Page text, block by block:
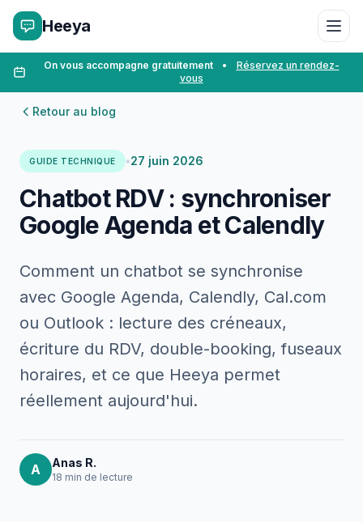
Heeya
On vous accompagne gratuitement •
Réservez un rendez-
vous
Retour au blog
GUIDE TECHNIQUE •27 juin 2026
Chatbot RDV : synchroniser
Google Agenda et Calendly
Comment un chatbot se synchronise
avec Google Agenda, Calendly, Cal.com
ou Outlook : lecture des créneaux,
écriture du RDV, double-booking, fuseaux
horaires, et ce que Heeya permet
réellement aujourd'hui.
A Anas R.
18 min de lecture